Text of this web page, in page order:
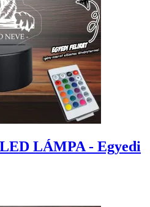
LÁMPA - Egyedi